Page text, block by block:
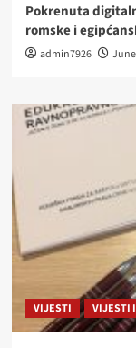
Pokrenuta
romske i
admin7926
VIJESTI VIJESTI